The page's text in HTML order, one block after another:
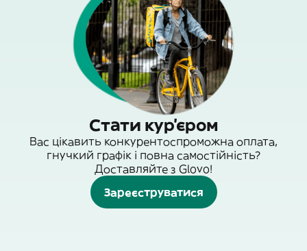
Стати кур'єром
Вас цікавить конкурентоспроможна оплата,
гнучкий графік і повна самостійність?
Доставляйте з Glovo!
Зареєструватися